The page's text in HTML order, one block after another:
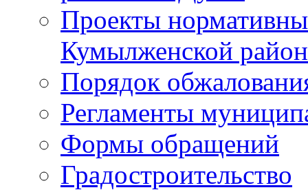
Проекты
Кумылженской
Порядок
Регламенты
Формы обращений
Градостроительство